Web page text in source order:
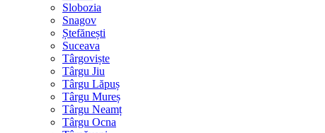
Slobozia
Snagov
Ștefănești
Suceava
Târgoviște
Târgu Jiu
Târgu Lăpuș
Târgu Mureș
Târgu Neamț
Târgu Ocna